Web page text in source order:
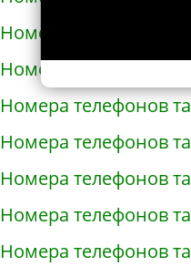
Номера телефонов
Номера телефонов
Номера телефонов
Номера телефонов
Номера телефонов
Номера телефонов
Номера телефонов